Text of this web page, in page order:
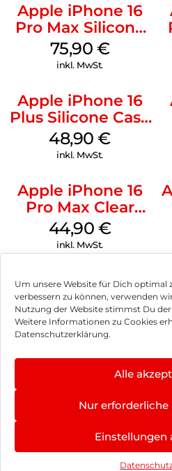
Um unsere Website für Dich optimal
verbessern zu können, verwenden
Nutzung der Website stimmst Du
Weitere Informationen zu Cookies
Datenschutzerklärung.
Alle
Nur erforderliche
Einstellungen
Apple iPhone 16
Pro Max Silicone
Case MagSafe
Stone Gray
75,90 €
inkl. MwSt.
Apple iPhone 16
Plus Silicone Case
MagSafe Denim
48,90€
inkl. MwSt.
Apple iPhone 16
Pro Max Clear
Case MagSafe
Transparent
44,90 €
inkl. MwSt.
Impressum
Hinweis zur Batterieentsorgung
Newsletter